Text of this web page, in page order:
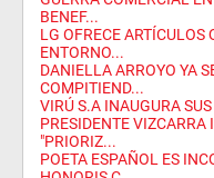
BENEF...
LG OFRECE ARTÍCULOS
ENTORNO...
DANIELLA ARROYO YA
COMPITIEND...
VIRÚ S.A INAUGURA
PRESIDENTE VIZCARRA
"PRIORIZ...
POETA ESPAÑOL ES